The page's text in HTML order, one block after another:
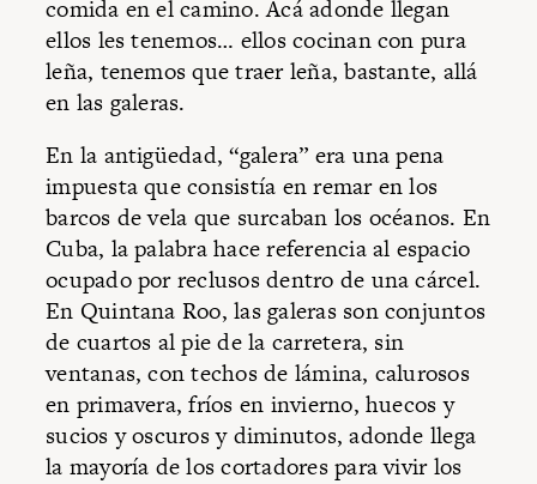
comida en el camino. Acá adonde llegan
ellos les tenemos… ellos cocinan con pura
leña, tenemos que traer leña, bastante, allá
en las galeras.
En la antigüedad, “galera” era una pena
impuesta que consistía en remar en los
barcos de vela que surcaban los océanos. En
Cuba, la palabra hace referencia al espacio
ocupado por reclusos dentro de una cárcel.
En Quintana Roo, las galeras son conjuntos
de cuartos al pie de la carretera, sin
ventanas, con techos de lámina, calurosos
en primavera, fríos en invierno, huecos y
sucios y oscuros y diminutos, adonde llega
la mayoría de los cortadores para vivir los